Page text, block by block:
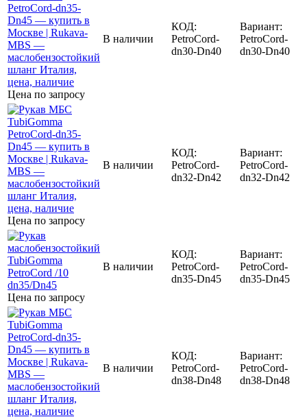
Цена по запросу
В наличии
КОД:
PetroCord-
dn30-Dn40
Вариант:
PetroCord-
dn30-Dn40
Цена по запросу
В наличии
КОД:
PetroCord-
dn32-Dn42
Вариант:
PetroCord-
dn32-Dn42
Цена по запросу
В наличии
КОД:
PetroCord-
dn35-Dn45
Вариант:
PetroCord-
dn35-Dn45
В наличии
КОД:
PetroCord-
dn38-Dn48
Вариант:
PetroCord-
dn38-Dn48